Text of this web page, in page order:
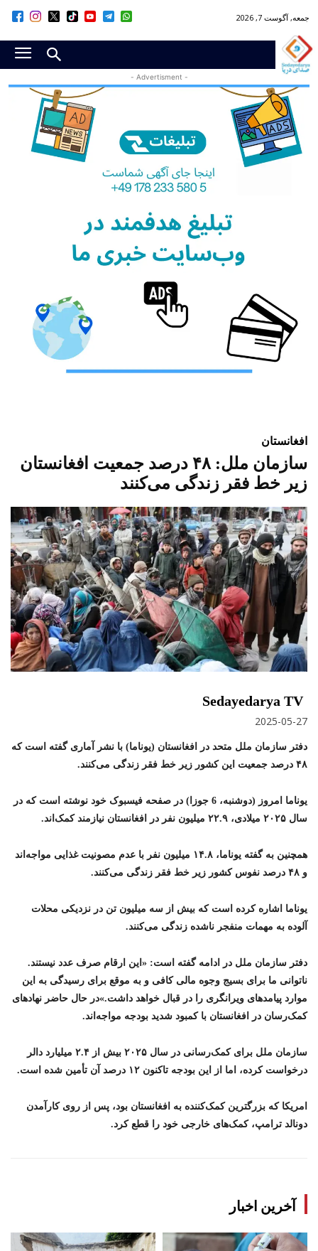
جمعه, آگوست 7, 2026
- Advertisment -
افغانستان
سازمان ملل: ۴۸ درصد جمعیت افغانستان
زیر خط فقر زندگی می‌کنند
Sedayedarya TV
2025-05-27
دفتر سازمان ملل متحد در افغانستان (یوناما) با نشر آماری گفته است که
۴۸ درصد جمعیت این کشور زیر خط فقر زندگی می‌کنند.
یوناما امروز (دوشنبه، 6 جوزا) در صفحه فیسبوک خود نوشته است که در
سال ۲۰۲۵ میلادی، ۲۲.۹ میلیون نفر در افغانستان نیازمند کمک‌اند.
همچنین به گفته یوناما، ۱۴.۸ میلیون نفر با عدم مصونیت غذایی مواجه‌اند
و ۴۸ درصد نفوس کشور زیر خط فقر زندگی می‌کنند.
یوناما اشاره کرده است که بیش از سه میلیون تن در نزدیکی محلات
آلوده به مهمات منفجر ناشده زندگی می‌کنند.
دفتر سازمان ملل در ادامه گفته است: «این‌ ارقام صرف عدد نیستند.
ناتوانی ما برای بسیج وجوه مالی کافی و به‌ موقع برای رسیدگی به این
موارد پیامدهای ویرانگری را در قبال خواهد داشت.»در حال حاضر نهادهای
کمک‌رسان در افغانستان با کمبود شدید بودجه مواجه‌اند.
سازمان ملل برای کمک‌رسانی در سال ۲۰۲۵ بیش از ۲.۴ میلیارد دالر
درخواست کرده، اما از این بودجه تاکنون ۱۲ درصد آن تأمین شده است.
امریکا که بزرگترین کمک‌کننده به افغانستان بود، پس از روی کارآمدن
دونالد ترامپ، کمک‌های خارجی خود را قطع کرد.
آخرین اخبار